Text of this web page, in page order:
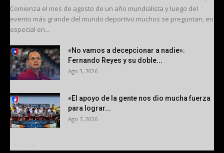
Comienza el mes de agosto de un año mundialista y luego del
evento más grande del mundo deportivo muchos se preguntan, en
especial en...
«No vamos a decepcionar a nadie»:
Fernando Reyes y su doble...
Ago 3, 2026
«El apoyo de la gente nos dio mucha fuerza
para lograr...
Ago 7, 2026